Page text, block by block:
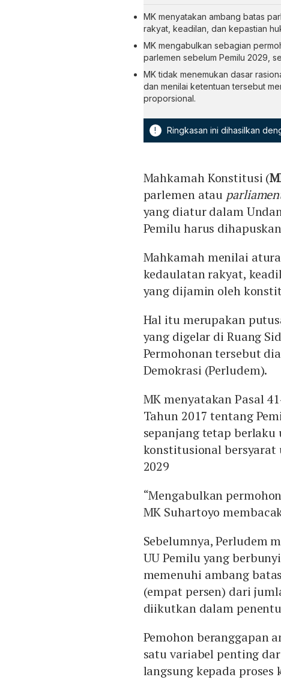
MK menyatakan ambang batas
rakyat, keadilan, dan kepastian
MK mengabulkan sebagian
parlemen sebelum Pemilu 2029,
MK tidak menemukan dasar
dan menilai ketentuan tersebut
proporsional.
! Ringkasan ini dihasilkan
Mahkamah Konstitusi (
parlemen atau
yang diatur dalam
Pemilu harus
Mahkamah menilai
kedaulatan rakyat,
yang dijamin oleh
Hal itu merupakan
yang digelar di Ruang
Permohonan tersebut
Demokrasi (Perludem).
MK menyatakan Pasal
Tahun 2017 tentang
sepanjang tetap berlaku
konstitusional bersyarat
2029
“Mengabulkan
MK Suhartoyo
Sebelumnya, Perludem
UU Pemilu yang
memenuhi ambang
(empat persen) dari
diikutkan dalam
Pemohon beranggapan
satu variabel penting
langsung kepada